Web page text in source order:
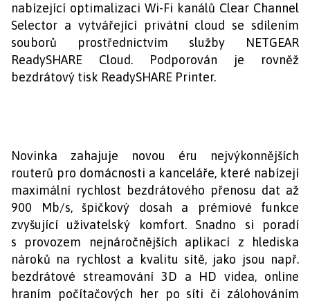
nabízející optimalizaci Wi-Fi kanálů Clear Channel
Selector a vytvářející privátní cloud se sdílením
souborů prostřednictvím služby NETGEAR
ReadySHARE Cloud. Podporován je rovněž
bezdrátový tisk ReadySHARE Printer.
Novinka zahajuje novou éru nejvýkonnějších
routerů pro domácnosti a kanceláře, které nabízejí
maximální rychlost bezdrátového přenosu dat až
900 Mb/s, špičkový dosah a prémiové funkce
zvyšující uživatelský komfort. Snadno si poradí
s provozem nejnáročnějších aplikací z hlediska
nároků na rychlost a kvalitu sítě, jako jsou např.
bezdrátové streamování 3D a HD videa, online
hraním počítačových her po síti či zálohováním